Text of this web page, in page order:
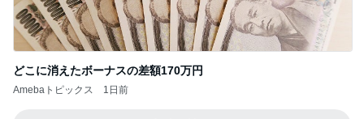
Amebaトピックス 1日前
記事を読む